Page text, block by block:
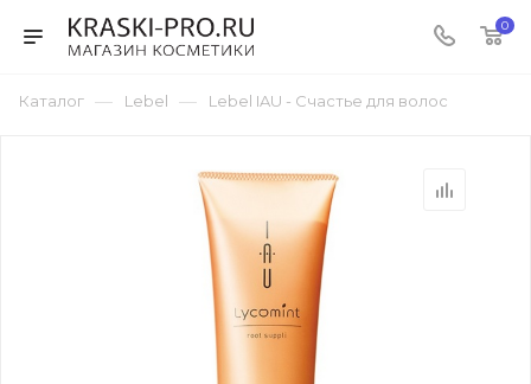
0
Каталог — Lebel — Lebel IAU - Счастье для волос